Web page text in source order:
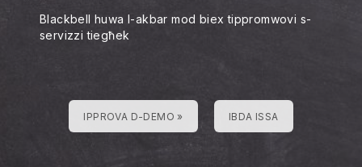
Blackbell huwa l-akbar mod biex tippromwovi s-
servizzi tiegħek
IPPROVA D-DEMO » IBDA ISSA